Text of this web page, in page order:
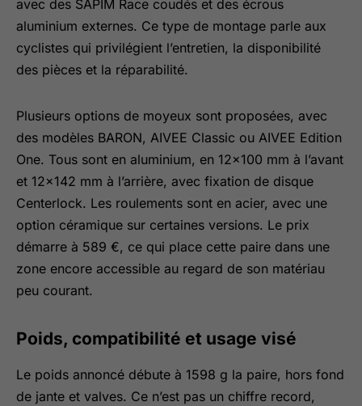
avec des SAPIM Race coudés et des écrous
aluminium externes. Ce type de montage parle aux
cyclistes qui privilégient l’entretien, la disponibilité
des pièces et la réparabilité.
Plusieurs options de moyeux sont proposées, avec
des modèles BARON, AIVEE Classic ou AIVEE Edition
One. Tous sont en aluminium, en 12×100 mm à l’avant
et 12×142 mm à l’arrière, avec fixation de disque
Centerlock. Les roulements sont en acier, avec une
option céramique sur certaines versions. Le prix
démarre à 589 €, ce qui place cette paire dans une
zone encore accessible au regard de son matériau
peu courant.
Poids, compatibilité et usage visé
Le poids annoncé débute à 1598 g la paire, hors fond
de jante et valves. Ce n’est pas un chiffre record,